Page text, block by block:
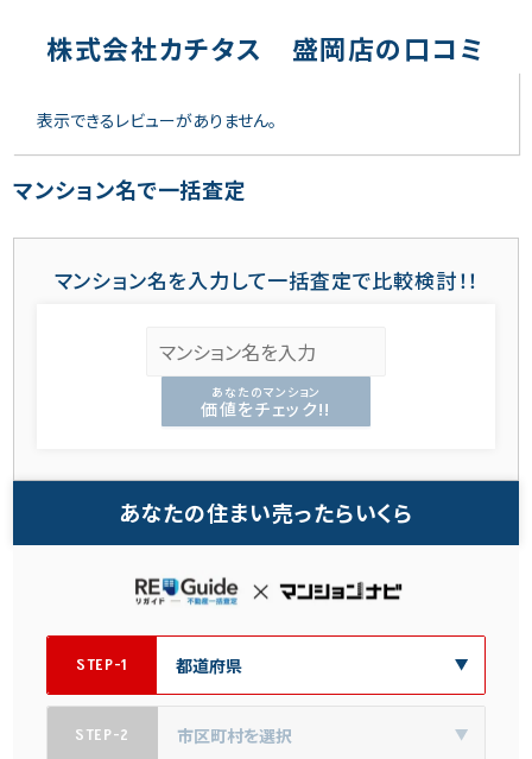
株式会社カチタス 盛岡店の口コミ
表示できるレビューがありません。
マンション名で一括査定
マンション名を入力して一括査定で比較検討！！
あなたのマンション
価値をチェック!!
あなたの住まい売ったらいくら
STEP-1
STEP-2